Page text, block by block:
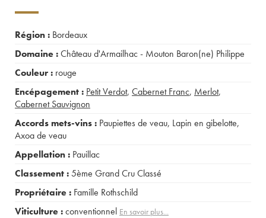
Région : Bordeaux
Domaine :Château d'Armailhac - Mouton Baron(ne) Philippe
Couleur : rouge
Encépagement : Petit Verdot, Cabernet Franc, Merlot,
Cabernet Sauvignon
Accords mets-vins : Paupiettes de veau, Lapin en gibelotte,
Axoa de veau
Appellation : Pauillac
Classement :5ème Grand Cru Classé
Propriétaire : Famille Rothschild
Viticulture :conventionnel En savoir plus...